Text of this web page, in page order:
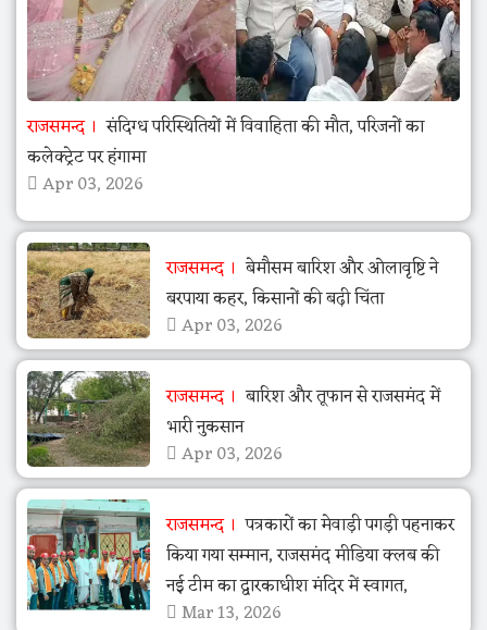
राजसमन्द
संदिग्ध परिस्थितियों में विवाहिता की मौत, परिजनों का
कलेक्ट्रेट पर हंगामा
Apr 03, 2026
राजसमन्द
बेमौसम बारिश और ओलावृष्टि ने
बरपाया कहर, किसानों की बढ़ी चिंता
Apr 03, 2026
राजसमन्द
बारिश और तूफान से राजसमंद में
भारी नुकसान
Apr 03, 2026
राजसमन्द
पत्रकारों का मेवाड़ी पगड़ी पहनाकर
किया गया सम्मान, राजसमंद मीडिया क्लब की
नई टीम का द्वारकाधीश मंदिर में स्वागत,
Mar 13, 2026